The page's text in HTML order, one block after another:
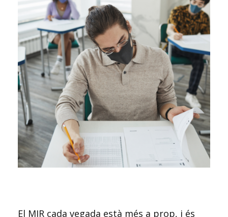
El MIR cada vegada està més a prop, i és